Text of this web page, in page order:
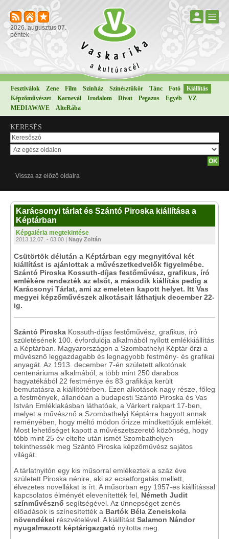
2026. augusztus 07.
péntek
Fesztiválok Zene Film Színház Színésztükör Tánc Fotó
Kiállítás
Képzőművészet
Karnevál Irodalom Divat Pegazus Egyéb
VZ
MEDIAWAVE
AlteRába
KERESÉS
Vissza az előző oldalra
Karácsonyi tárlat és Szántó Piroska kiállítása a
Képtárban
Képgaléria megtekintése
2013.12.07. - 03:00 | Nagy Zoltán
Csütörtök délután a Képtárban egy megnyitóval két
kiállítást is ajánlottak a művészetkedvelők figyelmébe.
Szántó Piroska Kossuth-díjas festőművész, grafikus, író
emlékére rendezték az elsőt, a második kiállítás pedig a
Karácsonyi Tárlat, ami az emeleten kapott helyet. Itt Vas
megyei képzőművészek alkotásait láthatjuk december 22-
ig.
Szántó Piroska Kossuth-díjas festőművész, grafikus, író
születésének 100. évfordulója alkalmából nyílott emlékkiállítás
a Képtárban. Magyarországon a Szombathelyi Képtár őrzi a
művésznő leggazdagabb és legnagyobb festmény- és grafikai
anyagát. Az 1913. december 7-én született alkotónak
centenáriuma alkalmából, a több mint 250 darabos
hagyatékából 22 festménye és 83 grafikája került
bemutatásra a kiállítótérben. Ezen alkotások nagy része, főleg
a festmények, állandóan a budapesti Szántó Piroska és Vas
István Emléklakásban láthatóak, a Várkert rakpart 17-ben,
melyet a művésznő a Szombathelyi Képtárra hagyott annak
reményében, hogy méltó módon őrizze mindkettőjük emlékét.
Most lehetőséget kapott a művészetszerető közönség, hogy
több mint 25 év eltelte után ismét Szombathelyen
tekinthessék meg Szántó Piroska képzőművész sajátos
világát.
A tárlatnyitón egy kis műsorral emlékeztek a száz éve
született Piroska nénire, aki az ecsetforgatás mellett,
élvezetes novellákat is írt. A műsorban egy 1957-es kiállítással
kapcsolatos élményét elevenítették fel, Németh Judit
színművésznő segítségével. Az ünnepséget zenés
előadások is színesítették a Bartók Béla Zeneiskola
növendékei részvételével. A kiállítást Salamon Nándor
nyugalmazott képtárigazgató nyitotta meg.